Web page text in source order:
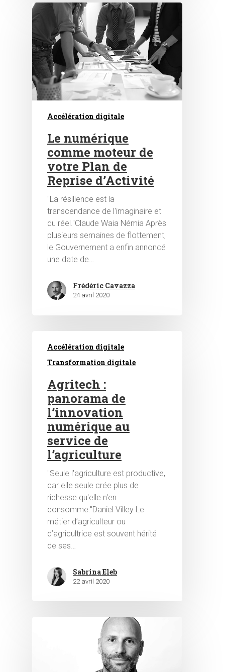
Hit enter to search or ESC to close
Accélération digitale
Le numérique
comme moteur de
votre Plan de
Reprise d’Activité
"La résilience est la
transcendance de l'imaginaire et
du réel."Claude Waia Némia Après
plusieurs semaines de flottement,
le Gouvernement a enfin annoncé
une date de…
Frédéric Cavazza
24 avril 2020
Accélération digitale
Transformation digitale
Agritech :
panorama de
l’innovation
numérique au
service de
l’agriculture
"Seule l'agriculture est productive,
car elle seule crée plus de
richesse qu'elle n'en
consomme."Daniel Villey Le
métier d’agriculteur ou
d’agricultrice est souvent hérité
de ses…
Sabrina Eleb
22 avril 2020